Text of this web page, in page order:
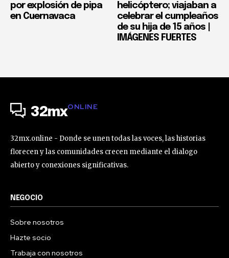
por explosión de pipa
en Cuernavaca
helicóptero; viajaban a
celebrar el cumpleaños
de su hija de 15 años |
IMÁGENES FUERTES
32mxONLINE
32mx.online - Donde se unen todas las voces, las historias
florecen y las comunidades crecen mediante el dialogo
abierto y conexiones significativas.
NEGOCIO
Sobre nosotros
Hazte socio
Trabaja con nosotros